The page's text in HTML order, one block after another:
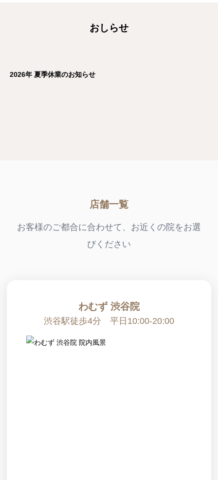
おしらせ
店舗一覧
お客様のご都合に合わせて、お近くの院をお選
びください
わむず 渋谷院
渋谷駅徒歩4分 平日10:00-20:00